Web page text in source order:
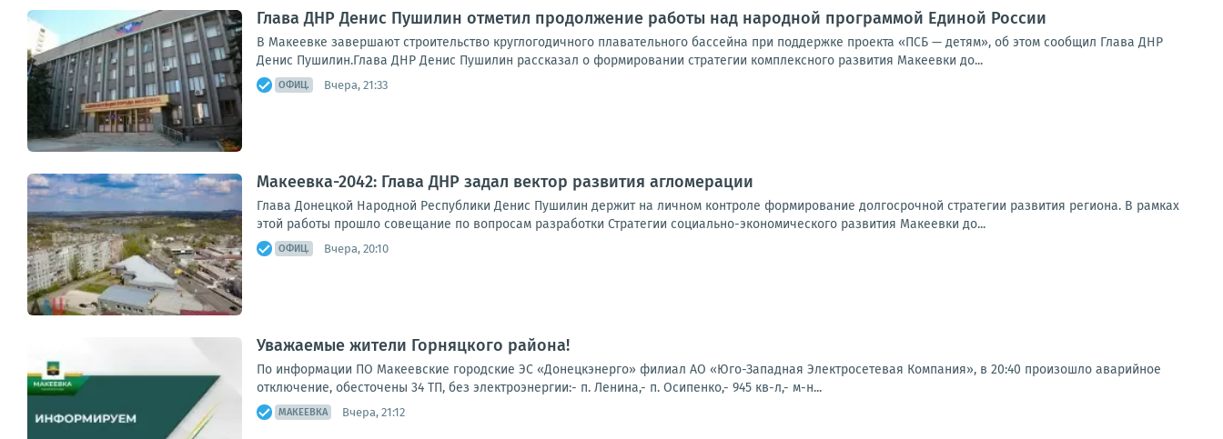
Глава ДНР Денис Пушилин отметил продолжение работы над народной программой Единой России
В Макеевке завершают строительство круглогодичного плавательного бассейна при поддержке проекта «ПСБ — детям», об этом сообщил Глава ДНР
Денис Пушилин.Глава ДНР Денис Пушилин рассказал о формировании стратегии комплексного развития Макеевки до...
ОФИЦ. Вчера, 21:33
Макеевка-2042: Глава ДНР задал вектор развития агломерации
Глава Донецкой Народной Республики Денис Пушилин держит на личном контроле формирование долгосрочной стратегии развития региона. В рамках
этой работы прошло совещание по вопросам разработки Стратегии социально-экономического развития Макеевки до...
ОФИЦ. Вчера, 20:10
Уважаемые жители Горняцкого района!
По информации ПО Макеевские городские ЭС «Донецкэнерго» филиал АО «Юго-Западная Электросетевая Компания», в 20:40 произошло аварийное
отключение, обесточены 34 ТП, без электроэнергии:- п. Ленина,- п. Осипенко,- 945 кв-л,- м-н...
МАКЕЕВКА Вчера, 21:12